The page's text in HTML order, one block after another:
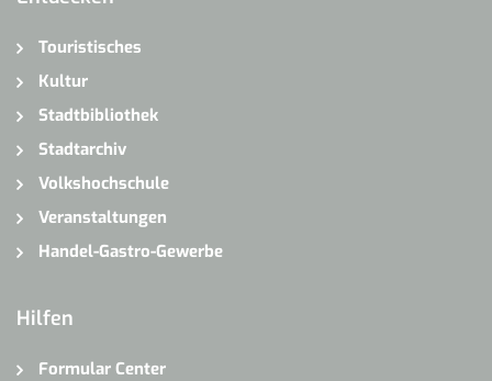
Touristisches
Kultur
Stadtbibliothek
Stadtarchiv
Volkshochschule
Veranstaltungen
Handel-Gastro-Gewerbe
Hilfen
Formular Center